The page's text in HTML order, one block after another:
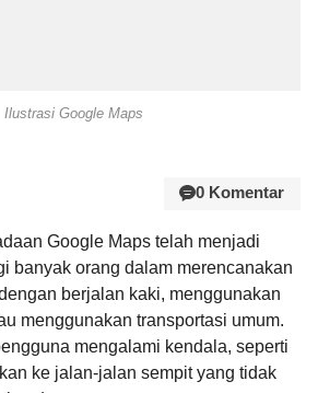
Ilustrasi Google Maps
0 Komentar
Google Maps telah menjadi
banyak orang dalam merencanakan
berjalan kaki, menggunakan
menggunakan transportasi umum.
mengalami kendala, seperti
ke jalan-jalan sempit yang tidak